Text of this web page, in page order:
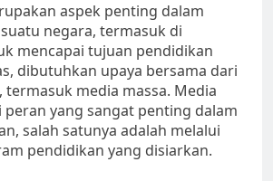
aspek penting dalam
negara, termasuk di
mencapai tujuan pendidikan
dibutuhkan upaya bersama dari
termasuk media massa. Media
peran yang sangat penting dalam
salah satunya adalah melalui
pendidikan yang disiarkan.